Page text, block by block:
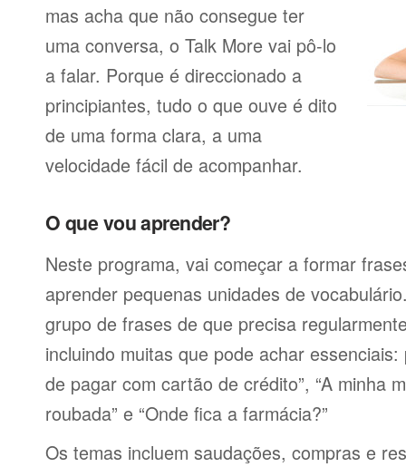
mas acha que não consegue ter
uma conversa, o Talk More vai pô-lo
a falar. Porque é direccionado a
principiantes, tudo o que ouve é dito
de uma forma clara, a uma
velocidade fácil de acompanhar.
O que vou aprender?
Neste programa, vai começar a formar
aprender pequenas unidades de
grupo de frases de que precisa
incluindo muitas que pode achar essenciais:
de pagar com cartão de crédito”, “A minha
roubada” e “Onde fica a farmácia?”
Os temas incluem saudações, compras e